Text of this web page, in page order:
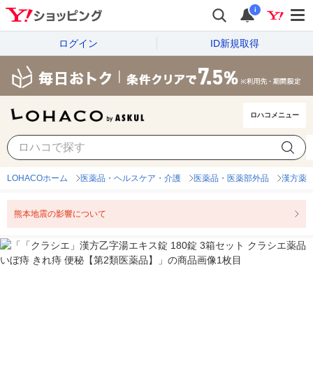
i
ログイン ID新規取得
ロハコメニュー
LOHACOホーム 医薬品・ヘルスケア・介護 医薬品・医薬部外品 漢方薬
熊本地震の影響について